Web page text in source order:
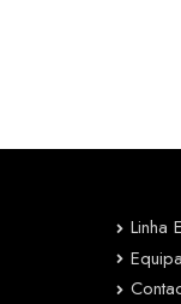
Linha
Equipa